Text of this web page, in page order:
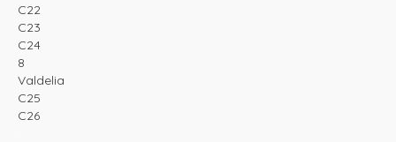
C22
C23
C24
8
Valdelia
C25
C26